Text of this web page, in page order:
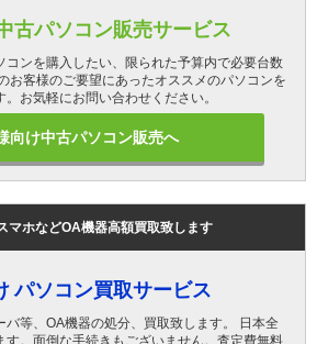
古パソコン販売サービス
コンを購入したい、限られた予算内で必要台数
お客様のご要望にあったオススメのパソコンを
お気軽にお問い合わせください。
向け中古パソコン販売へ
マホなどOA機器高額買取致します
パソコン買取サービス
バ等、OA機器の処分、買取致します。 日本全
す。面倒な手続きもございません。査定費無料